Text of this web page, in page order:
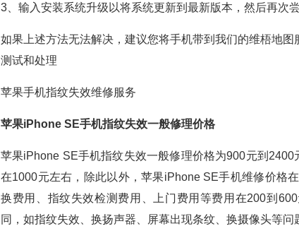
3、输入安装系统升级以将系统更新到最新版本，然后再次尝
如果上述方法无法解决，建议您将手机带到我们的维梧地
测试和处理
苹果手机指纹失效维修服务
苹果iPhone SE手机指纹失效一般修理价格
苹果iPhone SE手机指纹失效一般修理价格为900元到
在1000元左右，除此以外，苹果iPhone SE手机维修价格
换费用、指纹失效检测费用、上门费用等费用在200到
同，如指纹失效、换扬声器、屏幕出现条纹、换摄像头等问